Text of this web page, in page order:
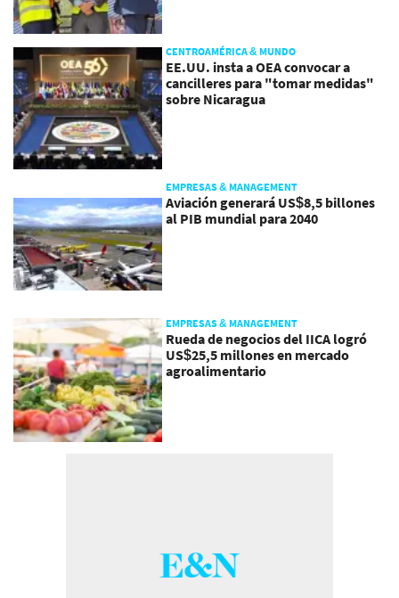
CENTROAMÉRICA & MUNDO
EE.UU. insta a OEA convocar a
cancilleres para "tomar medidas"
sobre Nicaragua
EMPRESAS & MANAGEMENT
Aviación generará US$8,5 billones
al PIB mundial para 2040
EMPRESAS & MANAGEMENT
Rueda de negocios del IICA logró
US$25,5 millones en mercado
agroalimentario